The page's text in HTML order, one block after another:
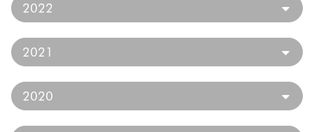
2022
2021
2020